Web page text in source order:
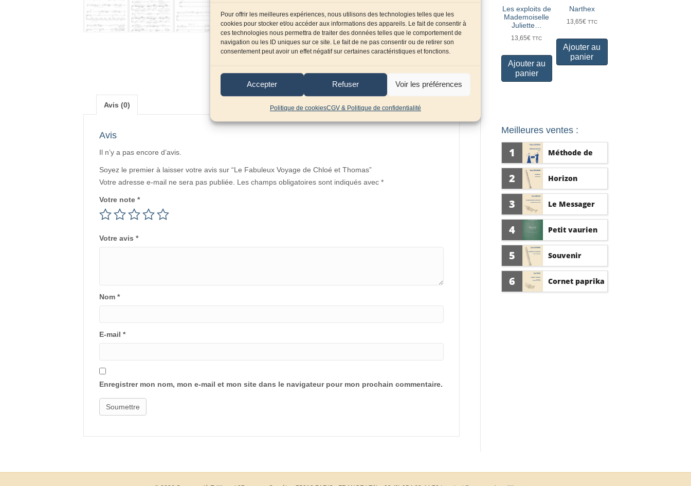
Pour offrir les meilleures expériences, nous utilisons des technologies telles que les
cookies pour stocker et/ou accéder aux informations des appareils. Le fait de consentir à
ces technologies nous permettra de traiter des données telles que le comportement de
navigation ou les ID uniques sur ce site. Le fait de ne pas consentir ou de retirer son
consentement peut avoir un effet négatif sur certaines caractéristiques et fonctions.
Accepter Refuser Voir les préférences
Politique de cookiesCGV & Politique de confidentialité
et
Thomas
Piccolo,Flûte et piano Compositeur :Boudria
Sébastien
Avis (0)
Avis
Il n’y a pas encore d’avis.
Soyez le premier à laisser votre avis sur “Le Fabuleux Voyage de Chloé et Thomas”
Votre adresse e-mail ne sera pas publiée.
Les champs obligatoires sont indiqués avec *
Votre note *
Votre avis *
Nom *
E-mail *
Enregistrer mon nom, mon e-mail et mon site dans le navigateur pour mon prochain commentaire.
Les exploits de
Mademoiselle
Juliette…
13,65€ TTC
Ajouter au
panier
Narthex
13,65€ TTC
Ajouter au
panier
Meilleures ventes :
1 Méthode de
2 Horizon
3 Le Messager
4 Petit vaurien
5 Souvenir
6 Cornet paprika